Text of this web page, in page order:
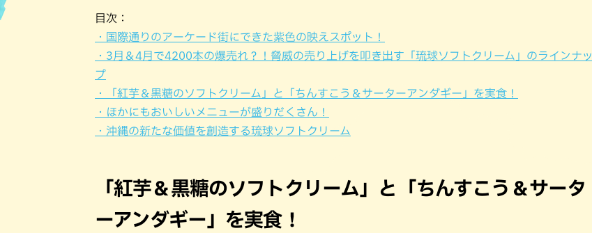
ハンバーガー
目次：
・国際通りのアーケード街にできた紫色の映えスポット！
・3月＆4月で4200本の爆売れ？！脅威の売り上げを叩き出す「琉球ソフトクリーム」のラインナッ
プ
・「紅芋＆黒糖のソフトクリーム」と「ちんすこう＆サーターアンダギー」を実食！
・ほかにもおいしいメニューが盛りだくさん！
・沖縄の新たな価値を創造する琉球ソフトクリーム
「紅芋＆黒糖のソフトクリーム」と「ちんすこう＆サータ
ーアンダギー」を実食！